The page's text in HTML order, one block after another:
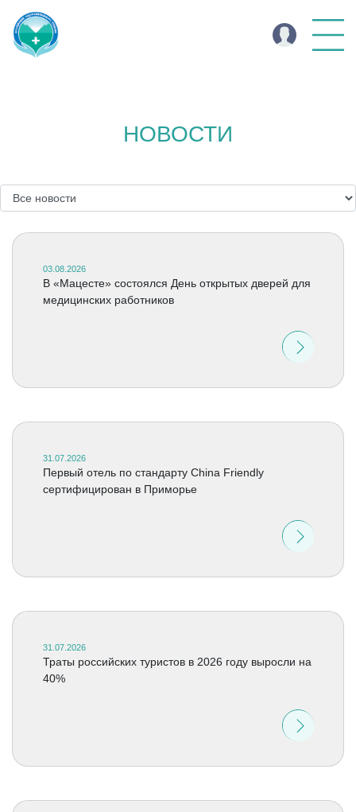
НОВОСТИ
03.08.2026
В «Мацесте» состоялся День открытых дверей для
медицинских работников
31.07.2026
Первый отель по стандарту China Friendly
сертифицирован в Приморье
31.07.2026
Траты российских туристов в 2026 году выросли на
40%